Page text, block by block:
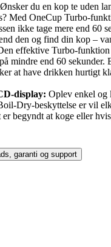
Ønsker du en kop te uden
Med OneCup Turbo-
ikke tage mere end 60
den og find din kop –
effektive Turbo-funktion
mindre end 60 sekunder.
at have drikken hurtigt
display: Oplev enkel og
Dry-beskyttelse er vil
begyndt at koge eller
garanti og support